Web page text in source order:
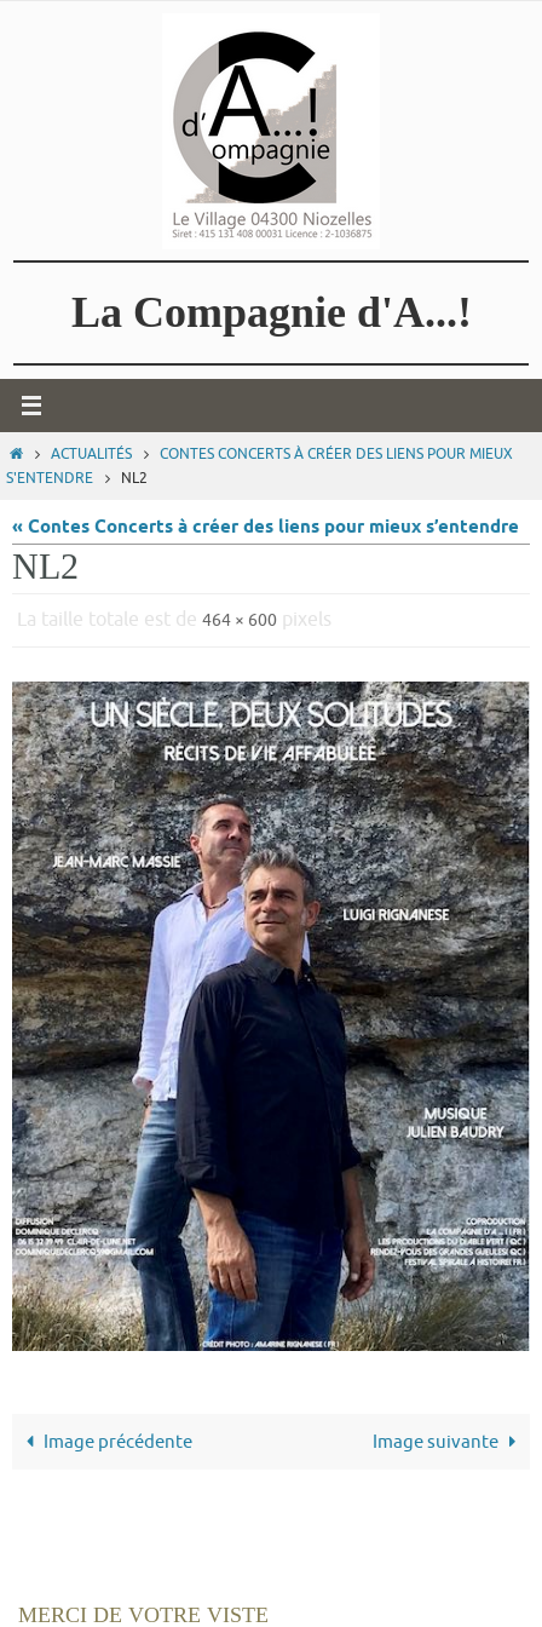
La Compagnie d'A...!
HOMEACTUALITÉS
CONTES CONCERTS À CRÉER DES LIENS POUR MIEUX
S'ENTENDRE
NL2
« Contes Concerts à créer des liens pour mieux s’entendre
NL2
La taille totale est de 464 × 600 pixels
Image précédente Image suivante
MERCI DE VOTRE VISTE